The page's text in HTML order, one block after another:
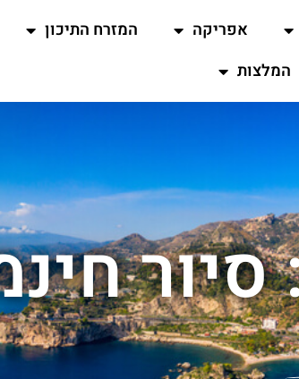
אפריקה המזרח התיכון
המלצות